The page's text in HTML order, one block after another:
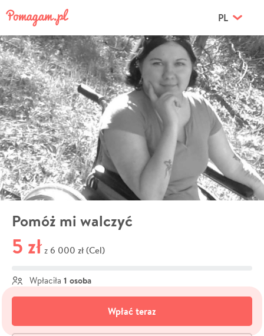
PL
Pomóż mi walczyć
5 zł z 6 000 zł (Cel)
Wpłaciła 1 osoba
Wpłać teraz